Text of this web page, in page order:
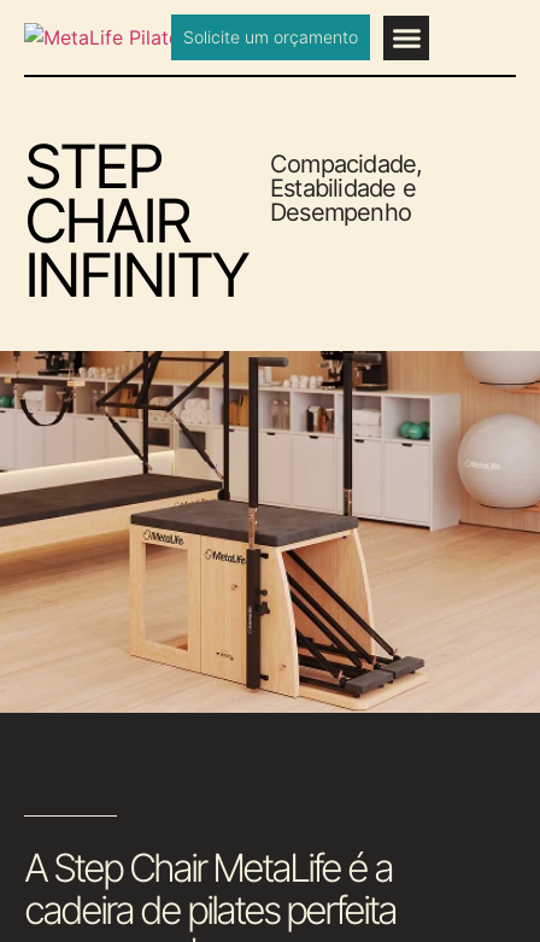
Solicite um orçamento
STEP
CHAIR
INFINITY
Compacidade,
Estabilidade e
Desempenho
A Step Chair MetaLife é a
cadeira de pilates perfeita